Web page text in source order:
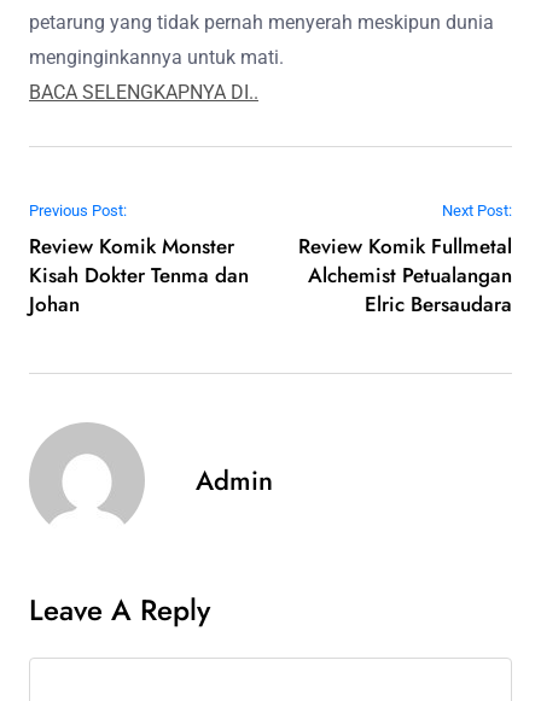
petarung yang tidak pernah menyerah meskipun dunia
menginginkannya untuk mati.
BACA SELENGKAPNYA DI..
Post navigation
Previous Post:
Review Komik Monster
Kisah Dokter Tenma dan
Johan
Next Post:
Review Komik Fullmetal
Alchemist Petualangan
Elric Bersaudara
Admin
Leave A Reply